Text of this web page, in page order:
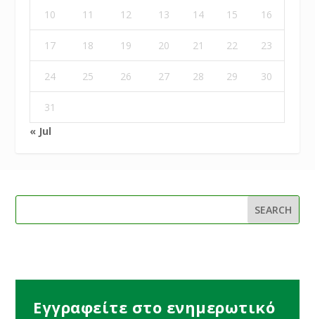
10 11 12 13 14 15 16
17 18 19 20 21 22 23
24 25 26 27 28 29 30
31
« Jul
Εγγραφείτε στο ενημερωτικό